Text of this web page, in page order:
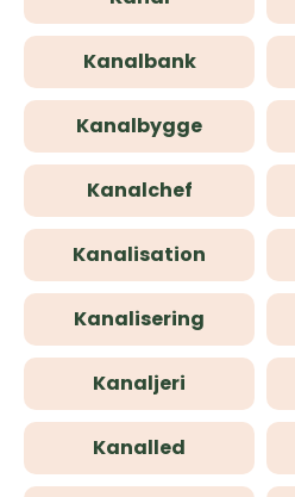
Kanalbank
Kanalbygge
Kanalchef
Kanalisation
Kanalisering
Kanaljeri
Kanalled